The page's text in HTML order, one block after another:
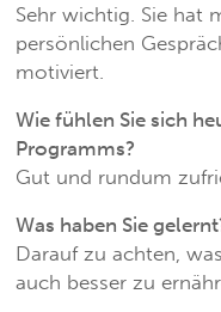
Sehr wichtig. Sie hat
persönlichen
motiviert.
Wie fühlen Sie sich
Programms?
Gut und rundum
Was haben Sie
Darauf zu achten,
auch besser zu